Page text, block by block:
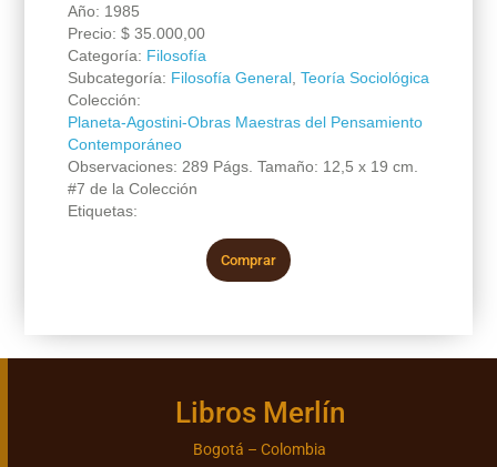
Año: 1985
Precio: $35.000,00
Categoría: Filosofía
Subcategoría: Filosofía General, Teoría Sociológica
Colección:
Planeta-Agostini-Obras Maestras del Pensamiento
Contemporáneo
Observaciones: 289 Págs. Tamaño: 12,5 x 19 cm.
#7 de la Colección
Etiquetas:
Comprar
Libros Merlín
Bogotá – Colombia